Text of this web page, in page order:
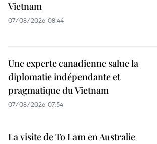
Vietnam
07/08/2026 08:44
Une experte canadienne salue la
diplomatie indépendante et
pragmatique du Vietnam
07/08/2026 07:54
La visite de To Lam en Australie